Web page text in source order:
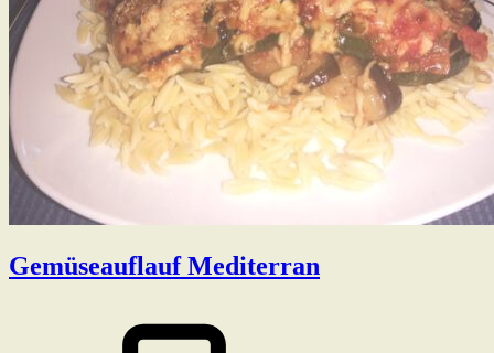
Gemüseauflauf Mediterran